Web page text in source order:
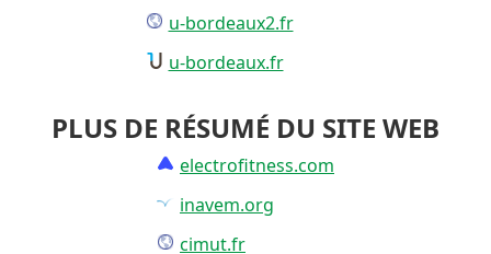
u-bordeaux2.fr
u-bordeaux.fr
PLUS DE RÉSUMÉ DU SITE WEB
electrofitness.com
inavem.org
cimut.fr